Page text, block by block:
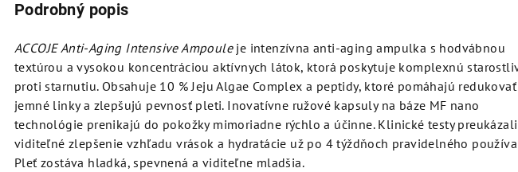
Podrobný popis
ACCOJE Anti-Aging Intensive Ampouleje intenzívna anti-aging ampulka s hodvábnou
textúrou a vysokou koncentráciou aktívnych látok, ktorá poskytuje komplexnú
proti starnutiu. Obsahuje 10 % Jeju Algae Complex a peptidy, ktoré pomáhajú redukovať
jemné linky a zlepšujú pevnosť pleti. Inovatívne ružové kapsuly na báze MF nano
technológie prenikajú do pokožky mimoriadne rýchlo a účinne. Klinické testy preukázali
viditeľné zlepšenie vzhľadu vrások a hydratácie už po 4 týždňoch pravidelného
Pleť zostáva hladká, spevnená a viditeľne mladšia.